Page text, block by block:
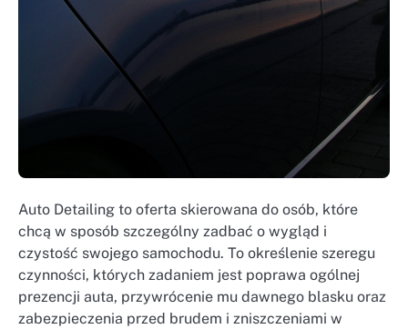
Auto Detailing to oferta skierowana do osób, które
chcą w sposób szczególny zadbać o wygląd i
czystość swojego samochodu. To określenie szeregu
czynności, których zadaniem jest poprawa ogólnej
prezencji auta, przywrócenie mu dawnego blasku oraz
zabezpieczenia przed brudem i zniszczeniami w